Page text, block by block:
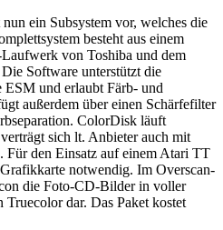
ein Subsystem vor, welches die
besteht aus einem
von Toshiba und dem
Software unterstützt die
und erlaubt Färb- und
außerdem über einen Schärfefilter
ColorDisk läuft
sich lt. Anbieter auch mit
den Einsatz auf einem Atari TT
notwendig. Im Overscan-
die Foto-CD-Bilder in voller
dar. Das Paket kostet